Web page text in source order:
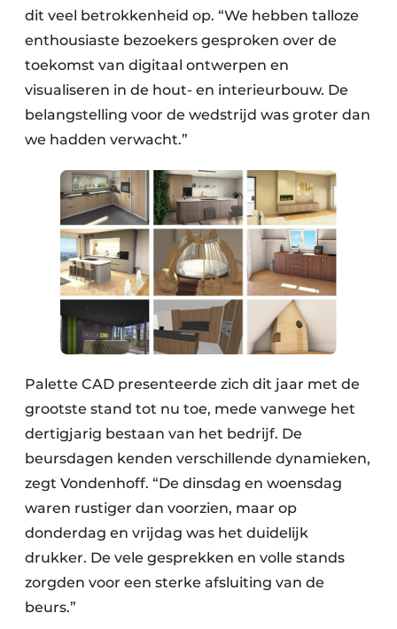
dit veel betrokkenheid op. “We hebben talloze
enthousiaste bezoekers gesproken over de
toekomst van digitaal ontwerpen en
visualiseren in de hout- en interieurbouw. De
belangstelling voor de wedstrijd was groter dan
we hadden verwacht.”
Palette CAD presenteerde zich dit jaar met de
grootste stand tot nu toe, mede vanwege het
dertigjarig bestaan van het bedrijf. De
beursdagen kenden verschillende dynamieken,
zegt Vondenhoff. “De dinsdag en woensdag
waren rustiger dan voorzien, maar op
donderdag en vrijdag was het duidelijk
drukker. De vele gesprekken en volle stands
zorgden voor een sterke afsluiting van de
beurs.”